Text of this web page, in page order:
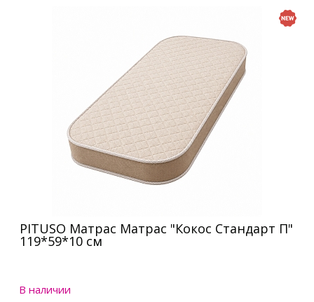
PITUSO Матрас Матрас "Кокос Стандарт П"
119*59*10 см
В наличии